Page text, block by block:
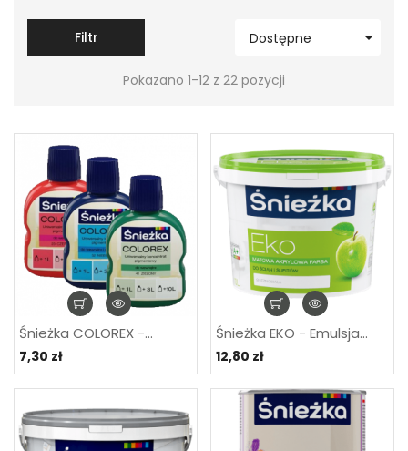
Dostępne 
Filtr
Pokazano 1-12 z 22 pozycji
Śnieżka COLOREX -...
7,30 zł
Śnieżka EKO - Emulsja...
12,80 zł